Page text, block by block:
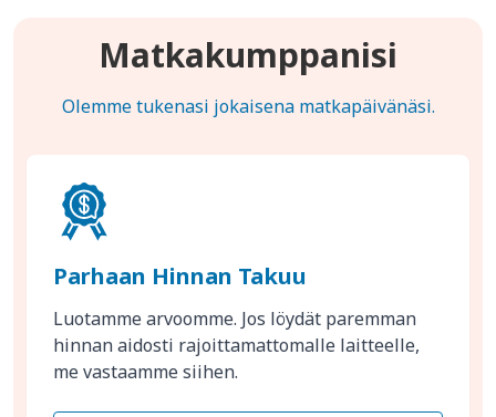
Matkakumppanisi
Olemme tukenasi jokaisena matkapäivänäsi.
Parhaan Hinnan Takuu
Luotamme arvoomme. Jos löydät paremman
hinnan aidosti rajoittamattomalle laitteelle,
me vastaamme siihen.